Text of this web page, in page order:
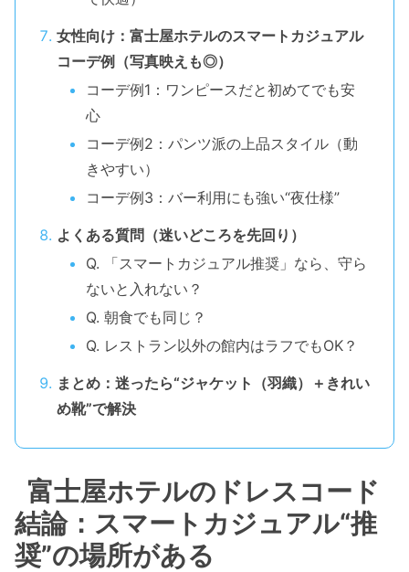
女性向け：富士屋ホテルのスマートカジュアル
コーデ例（写真映えも◎）
コーデ例1：ワンピースだと初めてでも安
心
コーデ例2：パンツ派の上品スタイル（動
きやすい）
コーデ例3：バー利用にも強い“夜仕様”
よくある質問（迷いどころを先回り）
Q. 「スマートカジュアル推奨」なら、守ら
ないと入れない？
Q. 朝食でも同じ？
Q. レストラン以外の館内はラフでもOK？
まとめ：迷ったら“ジャケット（羽織）＋きれい
め靴”で解決
富士屋ホテルのドレスコード
結論：スマートカジュアル“推
奨”の場所がある